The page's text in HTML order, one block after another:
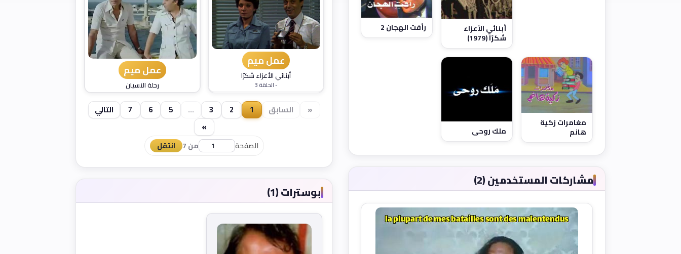
أبنائي الأعزاء
شكرًا (1979)
رأفت الهجان 2
مغامرات زكية
هانم ملك روحي
مشاركات المستخدمين (2)
عمل ميم
أبنائي الأعزاء شكرًا
- الحلقة 3
عمل ميم
رحلة النسيان
« السابق 1
2
3
...
5
6
7
التالي
»
الصفحة من 7 انتقل
بوسترات (1)